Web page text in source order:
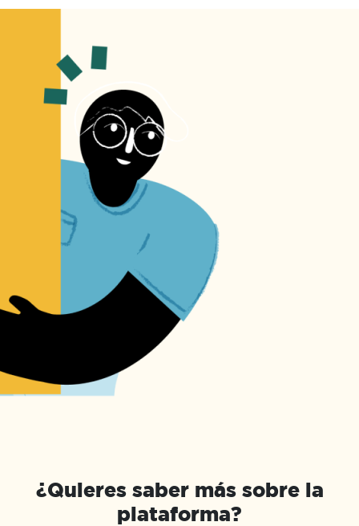
¿Quieres saber más sobre la
plataforma?